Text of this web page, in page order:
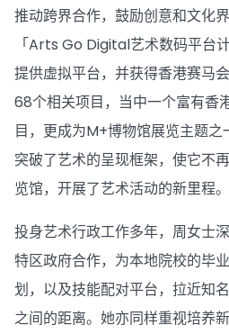
推动跨界合作，鼓励创意和文化
「Arts Go Digital艺术数码平台
提供虚拟平台，并获得香港赛马
68个相关项目，当中一个富有香
目，更成为M+博物馆展览主题
突破了艺术的呈现框架，使它不
览馆，开展了艺术活动的新里程。
投身艺术行政工作多年，周女士
特区政府合作，为本地院校的毕
划，以及技能配对平台，拉近知
之间的距离。她亦同样重视培养